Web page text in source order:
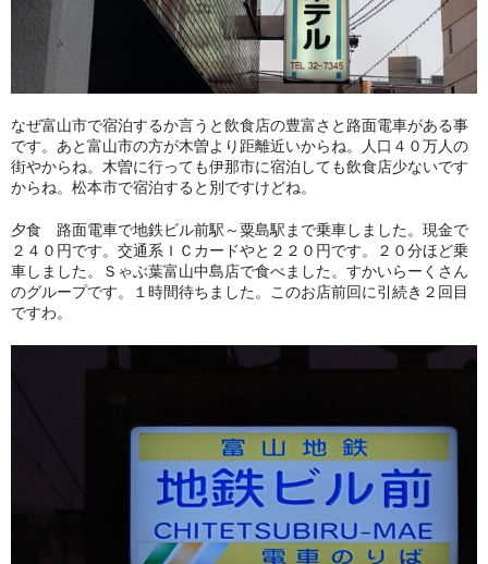
なぜ富山市で宿泊するか言うと飲食店の豊富さと路面電車がある事
です。あと富山市の方が木曽より距離近いからね。人口４０万人の
街やからね。木曽に行っても伊那市に宿泊しても飲食店少ないです
からね。松本市で宿泊すると別ですけどね。
夕食 路面電車で地鉄ビル前駅～粟島駅まで乗車しました。現金で
２４０円です。交通系ＩＣカードやと２２０円です。２０分ほど乗
車しました。Ｓゃぶ葉富山中島店で食べました。すかいらーくさん
のグループです。１時間待ちました。このお店前回に引続き２回目
ですわ。